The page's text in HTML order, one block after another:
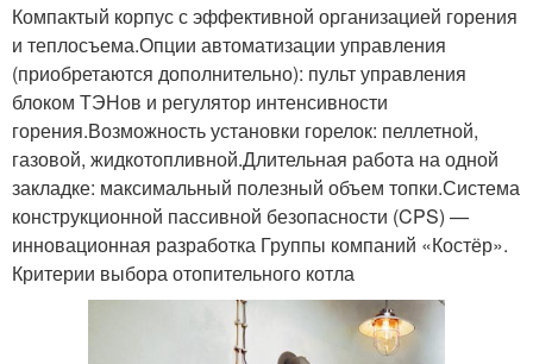
Компактый корпус с эффективной организацией горения
и теплосъема.Опции автоматизации управления
(приобретаются дополнительно): пульт управления
блоком ТЭНов и регулятор интенсивности
горения.Возможность установки горелок: пеллетной,
газовой, жидкотопливной.Длительная работа на одной
закладке: максимальный полезный объем топки.Система
конструкционной пассивной безопасности (CPS) —
инновационная разработка Группы компаний «Костёр».
Критерии выбора отопительного котла